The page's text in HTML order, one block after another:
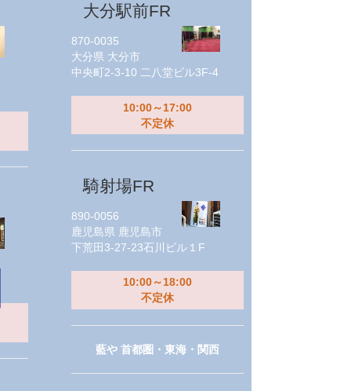
大分駅前FR
870-0035
大分県 大分市
中央町2-3-10 二八堂ビル3F-4
10:00～17:00
不定休
騎射場FR
890-0056
鹿児島県 鹿児島市
下荒田3-27-23石川ビル１F
10:00～18:00
不定休
藍や 首都圏・東海・関西